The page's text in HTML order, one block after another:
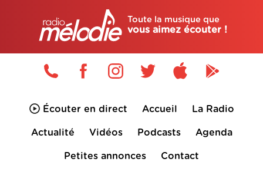
Toute la musique que
vous aimez écouter !
Écouter en direct Accueil La Radio
Actualité Vidéos Podcasts Agenda
Petites annonces Contact